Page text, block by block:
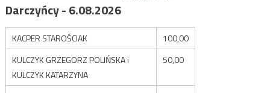
Darczyńcy - 6.08.2026
KACPER STAROŚCIAK
100,00
KULCZYK GRZEGORZ POLIŃSKA i
KULCZYK KATARZYNA
50,00